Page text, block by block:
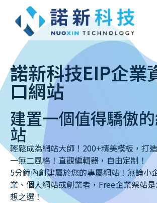
諾新科技EIP企業
口網站
建置一個值得驕傲
站
輕鬆成為網站大師！200+精美模板，打
一無二風格！直觀編輯器，自由定制！
5分鐘內創建屬於您的專屬網站！無論小
業、個人網站或創業者，Free企業架站
想之選！